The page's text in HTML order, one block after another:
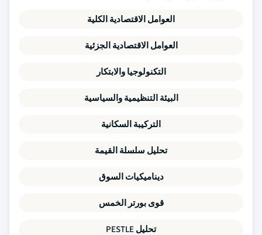
العوامل الاقتصادية الكلية
العوامل الاقتصادية الجزئية
التكنولوجيا والابتكار
البيئة التنظيمية والسياسية
التركيبة السكانية
تحليل سلسلة القيمة
ديناميكيات السوق
قوى بورتر الخمس
تحليل PESTLE